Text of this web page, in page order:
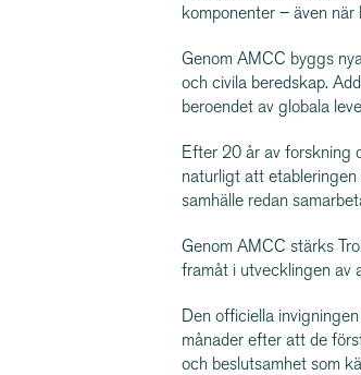
komponenter – även när
Genom AMCC byggs
och civila beredskap.
beroendet av globala
Efter 20 år av forskning
naturligt att etableringen
samhälle redan
Genom AMCC stärks
framåt i utvecklingen av
Den officiella
månader efter att de
och beslutsamhet som